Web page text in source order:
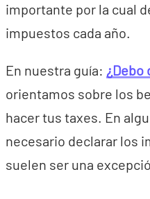
importante por la cual
impuestos cada año.
En nuestra guía: ¿Debo
orientamos sobre los
hacer tus taxes. En
necesario declarar los
suelen ser una